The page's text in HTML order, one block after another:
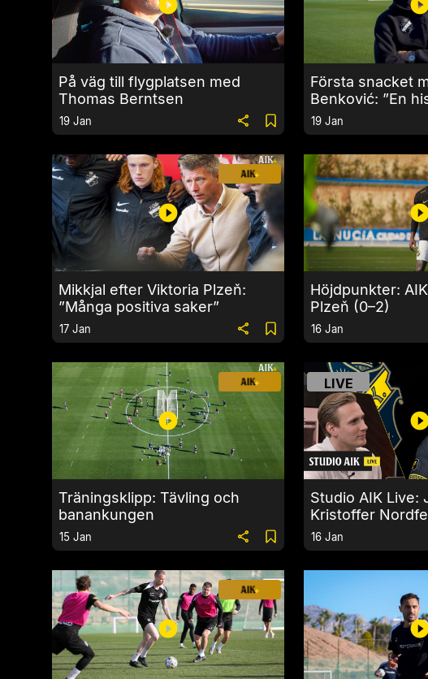
På väg till flygplatsen med
Thomas Berntsen
19 Jan
Första snacket
Benković: ”En
19 Jan
Mikkjal efter Viktoria Plzeň:
”Många positiva saker”
17 Jan
Höjdpunkter:
Plzeň (0–2)
16 Jan
Träningsklipp: Tävling och
banankungen
15 Jan
LIVE
Studio AIK Live:
Kristoffer
16 Jan